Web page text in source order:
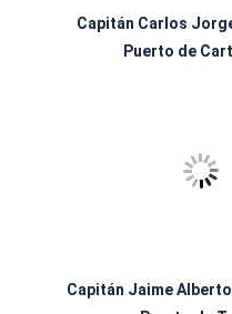
Capitán Carlos
Puerto de
Capitán Jaime